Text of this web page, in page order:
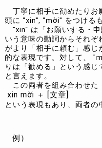
丁寧に相手に勧めたりお
頭に "xin", "mời" をつける
"xin" は「お願いする・
いう意味の動詞からそれぞ
がより「相手に頼む」感
的な表現です。対して、
りは「勧める」という感
と言えます。
この両者を組み合わせた
xin mời ＋ [文章]
という表現もあり、両者の
例）